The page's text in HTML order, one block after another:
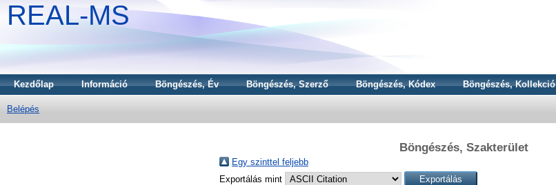
REAL-MS
Kezdőlap Információ Böngészés, Év Böngészés, Szerző Böngészés, Kódex Böngészés, Kollekció
Belépés
Böngészés, Szakterület
Egy szinttel feljebb
Exportálás mint